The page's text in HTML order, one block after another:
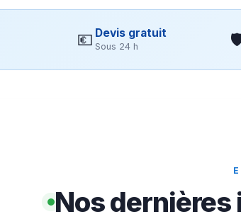
💶 Devis gratuit
Sous 24 h
Nos